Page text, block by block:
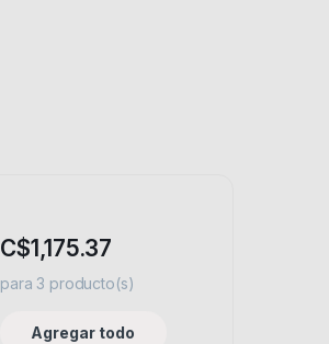
C$1,175.37
para 3 producto(s)
Agregar todo